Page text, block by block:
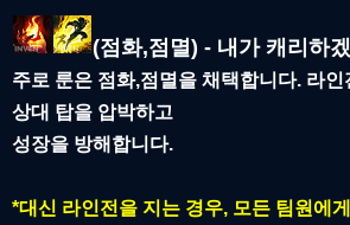
(점화,점멸) - 내가 캐리하
주로 룬은 점화,점멸을 채택합니다. 라
상대 탑을 압박하고
성장을 방해합니다.
*대신 라인전을 지는 경우, 모든 팀원에